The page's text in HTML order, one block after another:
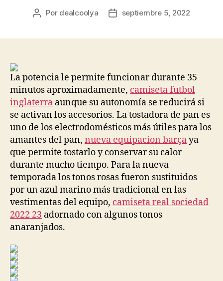
Autor
Por dealcoolya
Fechaseptiembre 5, 2022
La potencia le permite funcionar durante 35
minutos aproximadamente, camiseta futbol
inglaterra aunque su autonomía se reducirá si
se activan los accesorios. La tostadora de pan es
uno de los electrodomésticos más útiles para los
amantes del pan, nueva equipacion barçaya
que permite tostarlo y conservar su calor
durante mucho tiempo. Para la nueva
temporada los tonos rosas fueron sustituidos
por un azul marino más tradicional en las
vestimentas del equipo, camiseta real sociedad
2022 23 adornado con algunos tonos
anaranjados.